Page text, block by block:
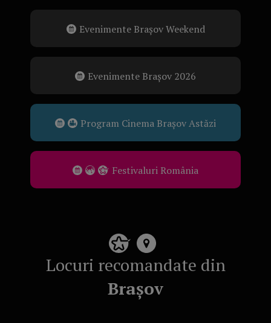
Evenimente Brașov Weekend
Evenimente Brașov 2026
Program Cinema Brașov Astăzi
Festivaluri România
Locuri recomandate din
Brașov